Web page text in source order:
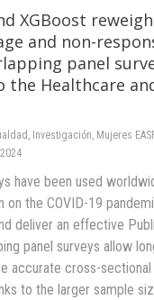
XGBoost
and non-
panel
Healthcare
, Investigación, Mujeres
have been used
on the COVID-19
deliver an effective
panel surveys allow
accurate cross-
to the larger sample